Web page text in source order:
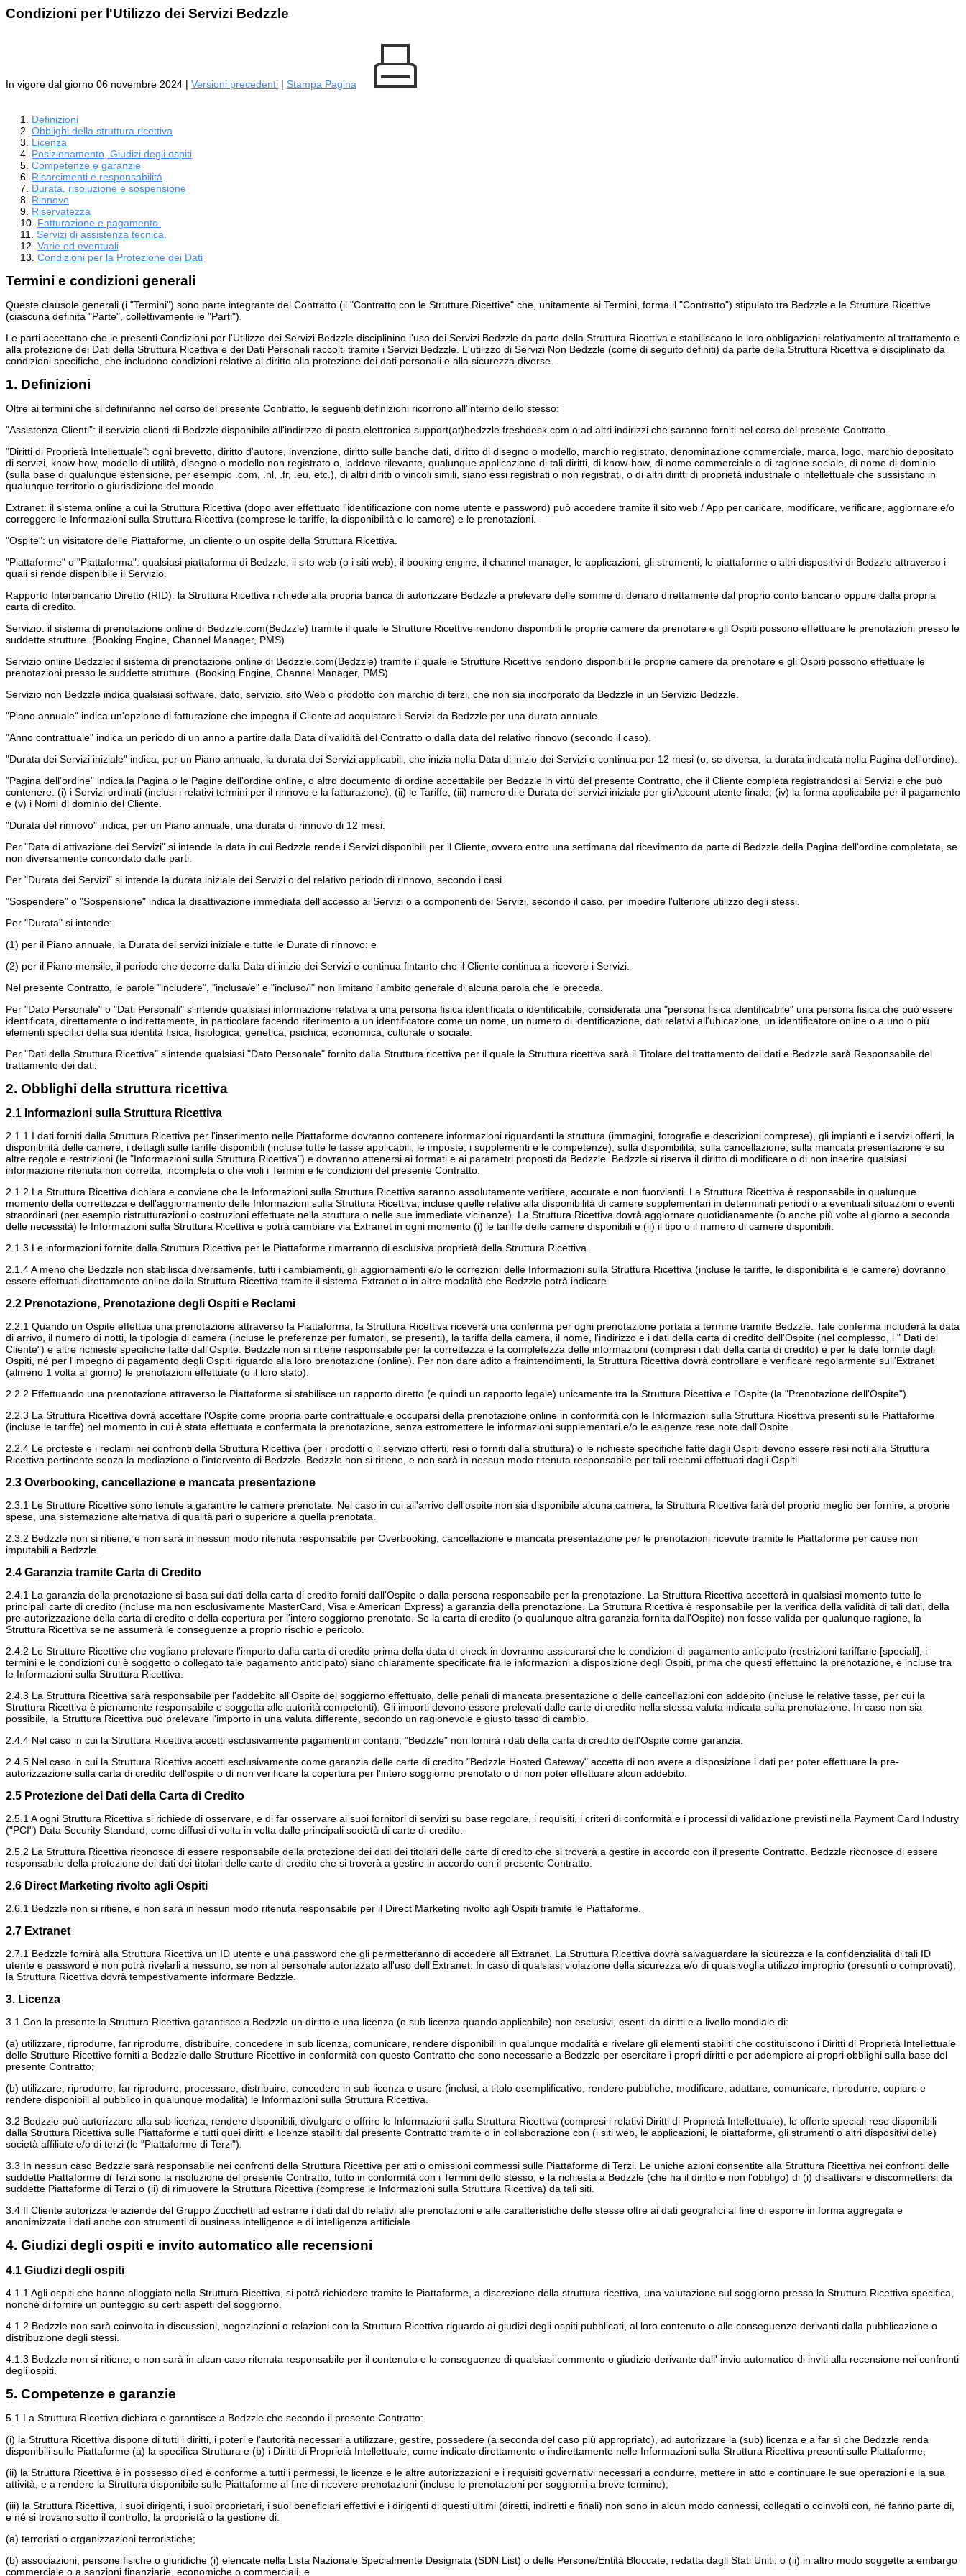
Condizioni per l'Utilizzo dei Servizi Bedzzle
In vigore dal giorno 06 novembre 2024 | Versioni precedenti | Stampa Pagina
Definizioni
Obblighi della struttura ricettiva
Licenza
Posizionamento, Giudizi degli ospiti
Competenze e garanzie
Risarcimenti e responsabilitá
Durata, risoluzione e sospensione
Rinnovo
Riservatezza
Fatturazione e pagamento.
Servizi di assistenza tecnica.
Varie ed eventuali
Condizioni per la Protezione dei Dati
Termini e condizioni generali
Queste clausole generali (i "Termini") sono parte integrante del Contratto (il "Contratto con le Strutture Ricettive" che, unitamente ai Termini, forma il "Contratto") stipulato tra Bedzzle e le Strutture Ricettive
(ciascuna definita "Parte", collettivamente le "Parti").
Le parti accettano che le presenti Condizioni per l'Utilizzo dei Servizi Bedzzle disciplinino l'uso dei Servizi Bedzzle da parte della Struttura Ricettiva e stabiliscano le loro obbligazioni relativamente al trattamento e
alla protezione dei Dati della Struttura Ricettiva e dei Dati Personali raccolti tramite i Servizi Bedzzle. L'utilizzo di Servizi Non Bedzzle (come di seguito definiti) da parte della Struttura Ricettiva è disciplinato da
condizioni specifiche, che includono condizioni relative al diritto alla protezione dei dati personali e alla sicurezza diverse.
1. Definizioni
Oltre ai termini che si definiranno nel corso del presente Contratto, le seguenti definizioni ricorrono all'interno dello stesso:
"Assistenza Clienti": il servizio clienti di Bedzzle disponibile all'indirizzo di posta elettronica support(at)bedzzle.freshdesk.com o ad altri indirizzi che saranno forniti nel corso del presente Contratto.
"Diritti di Proprietà Intellettuale": ogni brevetto, diritto d'autore, invenzione, diritto sulle banche dati, diritto di disegno o modello, marchio registrato, denominazione commerciale, marca, logo, marchio depositato
di servizi, know-how, modello di utilità, disegno o modello non registrato o, laddove rilevante, qualunque applicazione di tali diritti, di know-how, di nome commerciale o di ragione sociale, di nome di dominio
(sulla base di qualunque estensione, per esempio .com, .nl, .fr, .eu, etc.), di altri diritti o vincoli simili, siano essi registrati o non registrati, o di altri diritti di proprietà industriale o intellettuale che sussistano in
qualunque territorio o giurisdizione del mondo.
Extranet: il sistema online a cui la Struttura Ricettiva (dopo aver effettuato l'identificazione con nome utente e password) può accedere tramite il sito web / App per caricare, modificare, verificare, aggiornare e/o
correggere le Informazioni sulla Struttura Ricettiva (comprese le tariffe, la disponibilità e le camere) e le prenotazioni.
"Ospite": un visitatore delle Piattaforme, un cliente o un ospite della Struttura Ricettiva.
"Piattaforme" o "Piattaforma": qualsiasi piattaforma di Bedzzle, il sito web (o i siti web), il booking engine, il channel manager, le applicazioni, gli strumenti, le piattaforme o altri dispositivi di Bedzzle attraverso i
quali si rende disponibile il Servizio.
Rapporto Interbancario Diretto (RID): la Struttura Ricettiva richiede alla propria banca di autorizzare Bedzzle a prelevare delle somme di denaro direttamente dal proprio conto bancario oppure dalla propria
carta di credito.
Servizio: il sistema di prenotazione online di Bedzzle.com(Bedzzle) tramite il quale le Strutture Ricettive rendono disponibili le proprie camere da prenotare e gli Ospiti possono effettuare le prenotazioni presso le
suddette strutture. (Booking Engine, Channel Manager, PMS)
Servizio online Bedzzle: il sistema di prenotazione online di Bedzzle.com(Bedzzle) tramite il quale le Strutture Ricettive rendono disponibili le proprie camere da prenotare e gli Ospiti possono effettuare le
prenotazioni presso le suddette strutture. (Booking Engine, Channel Manager, PMS)
Servizio non Bedzzle indica qualsiasi software, dato, servizio, sito Web o prodotto con marchio di terzi, che non sia incorporato da Bedzzle in un Servizio Bedzzle.
"Piano annuale" indica un'opzione di fatturazione che impegna il Cliente ad acquistare i Servizi da Bedzzle per una durata annuale.
"Anno contrattuale" indica un periodo di un anno a partire dalla Data di validità del Contratto o dalla data del relativo rinnovo (secondo il caso).
"Durata dei Servizi iniziale" indica, per un Piano annuale, la durata dei Servizi applicabili, che inizia nella Data di inizio dei Servizi e continua per 12 mesi (o, se diversa, la durata indicata nella Pagina dell'ordine).
"Pagina dell'ordine" indica la Pagina o le Pagine dell'ordine online, o altro documento di ordine accettabile per Bedzzle in virtù del presente Contratto, che il Cliente completa registrandosi ai Servizi e che può
contenere: (i) i Servizi ordinati (inclusi i relativi termini per il rinnovo e la fatturazione); (ii) le Tariffe, (iii) numero di e Durata dei servizi iniziale per gli Account utente finale; (iv) la forma applicabile per il pagamento
e (v) i Nomi di dominio del Cliente.
"Durata del rinnovo" indica, per un Piano annuale, una durata di rinnovo di 12 mesi.
Per "Data di attivazione dei Servizi" si intende la data in cui Bedzzle rende i Servizi disponibili per il Cliente, ovvero entro una settimana dal ricevimento da parte di Bedzzle della Pagina dell'ordine completata, se
non diversamente concordato dalle parti.
Per "Durata dei Servizi" si intende la durata iniziale dei Servizi o del relativo periodo di rinnovo, secondo i casi.
"Sospendere" o "Sospensione" indica la disattivazione immediata dell'accesso ai Servizi o a componenti dei Servizi, secondo il caso, per impedire l'ulteriore utilizzo degli stessi.
Per "Durata" si intende:
(1) per il Piano annuale, la Durata dei servizi iniziale e tutte le Durate di rinnovo; e
(2) per il Piano mensile, il periodo che decorre dalla Data di inizio dei Servizi e continua fintanto che il Cliente continua a ricevere i Servizi.
Nel presente Contratto, le parole "includere", "inclusa/e" e "incluso/i" non limitano l'ambito generale di alcuna parola che le preceda.
Per "Dato Personale" o "Dati Personali" s'intende qualsiasi informazione relativa a una persona fisica identificata o identificabile; considerata una "persona fisica identificabile" una persona fisica che può essere
identificata, direttamente o indirettamente, in particolare facendo riferimento a un identificatore come un nome, un numero di identificazione, dati relativi all'ubicazione, un identificatore online o a uno o più
elementi specifici della sua identità fisica, fisiologica, genetica, psichica, economica, culturale o sociale.
Per "Dati della Struttura Ricettiva" s'intende qualsiasi "Dato Personale" fornito dalla Struttura ricettiva per il quale la Struttura ricettiva sarà il Titolare del trattamento dei dati e Bedzzle sarà Responsabile del
trattamento dei dati.
2. Obblighi della struttura ricettiva
2.1 Informazioni sulla Struttura Ricettiva
2.1.1 I dati forniti dalla Struttura Ricettiva per l'inserimento nelle Piattaforme dovranno contenere informazioni riguardanti la struttura (immagini, fotografie e descrizioni comprese), gli impianti e i servizi offerti, la
disponibilità delle camere, i dettagli sulle tariffe disponibili (incluse tutte le tasse applicabili, le imposte, i supplementi e le competenze), sulla disponibilità, sulla cancellazione, sulla mancata presentazione e su
altre regole e restrizioni (le "Informazioni sulla Struttura Ricettiva") e dovranno attenersi ai formati e ai parametri proposti da Bedzzle. Bedzzle si riserva il diritto di modificare o di non inserire qualsiasi
informazione ritenuta non corretta, incompleta o che violi i Termini e le condizioni del presente Contratto.
2.1.2 La Struttura Ricettiva dichiara e conviene che le Informazioni sulla Struttura Ricettiva saranno assolutamente veritiere, accurate e non fuorvianti. La Struttura Ricettiva è responsabile in qualunque
momento della correttezza e dell'aggiornamento delle Informazioni sulla Struttura Ricettiva, incluse quelle relative alla disponibilità di camere supplementari in determinati periodi o a eventuali situazioni o eventi
straordinari (per esempio ristrutturazioni o costruzioni effettuate nella struttura o nelle sue immediate vicinanze). La Struttura Ricettiva dovrà aggiornare quotidianamente (o anche più volte al giorno a seconda
delle necessità) le Informazioni sulla Struttura Ricettiva e potrà cambiare via Extranet in ogni momento (i) le tariffe delle camere disponibili e (ii) il tipo o il numero di camere disponibili.
2.1.3 Le informazioni fornite dalla Struttura Ricettiva per le Piattaforme rimarranno di esclusiva proprietà della Struttura Ricettiva.
2.1.4 A meno che Bedzzle non stabilisca diversamente, tutti i cambiamenti, gli aggiornamenti e/o le correzioni delle Informazioni sulla Struttura Ricettiva (incluse le tariffe, le disponibilità e le camere) dovranno
essere effettuati direttamente online dalla Struttura Ricettiva tramite il sistema Extranet o in altre modalità che Bedzzle potrà indicare.
2.2 Prenotazione, Prenotazione degli Ospiti e Reclami
2.2.1 Quando un Ospite effettua una prenotazione attraverso la Piattaforma, la Struttura Ricettiva riceverà una conferma per ogni prenotazione portata a termine tramite Bedzzle. Tale conferma includerà la data
di arrivo, il numero di notti, la tipologia di camera (incluse le preferenze per fumatori, se presenti), la tariffa della camera, il nome, l'indirizzo e i dati della carta di credito dell'Ospite (nel complesso, i " Dati del
Cliente") e altre richieste specifiche fatte dall'Ospite. Bedzzle non si ritiene responsabile per la correttezza e la completezza delle informazioni (compresi i dati della carta di credito) e per le date fornite dagli
Ospiti, né per l'impegno di pagamento degli Ospiti riguardo alla loro prenotazione (online). Per non dare adito a fraintendimenti, la Struttura Ricettiva dovrà controllare e verificare regolarmente sull'Extranet
(almeno 1 volta al giorno) le prenotazioni effettuate (o il loro stato).
2.2.2 Effettuando una prenotazione attraverso le Piattaforme si stabilisce un rapporto diretto (e quindi un rapporto legale) unicamente tra la Struttura Ricettiva e l'Ospite (la "Prenotazione dell'Ospite").
2.2.3 La Struttura Ricettiva dovrà accettare l'Ospite come propria parte contrattuale e occuparsi della prenotazione online in conformità con le Informazioni sulla Struttura Ricettiva presenti sulle Piattaforme
(incluse le tariffe) nel momento in cui è stata effettuata e confermata la prenotazione, senza estromettere le informazioni supplementari e/o le esigenze rese note dall'Ospite.
2.2.4 Le proteste e i reclami nei confronti della Struttura Ricettiva (per i prodotti o il servizio offerti, resi o forniti dalla struttura) o le richieste specifiche fatte dagli Ospiti devono essere resi noti alla Struttura
Ricettiva pertinente senza la mediazione o l'intervento di Bedzzle. Bedzzle non si ritiene, e non sarà in nessun modo ritenuta responsabile per tali reclami effettuati dagli Ospiti.
2.3 Overbooking, cancellazione e mancata presentazione
2.3.1 Le Strutture Ricettive sono tenute a garantire le camere prenotate. Nel caso in cui all'arrivo dell'ospite non sia disponibile alcuna camera, la Struttura Ricettiva farà del proprio meglio per fornire, a proprie
spese, una sistemazione alternativa di qualità pari o superiore a quella prenotata.
2.3.2 Bedzzle non si ritiene, e non sarà in nessun modo ritenuta responsabile per Overbooking, cancellazione e mancata presentazione per le prenotazioni ricevute tramite le Piattaforme per cause non
imputabili a Bedzzle.
2.4 Garanzia tramite Carta di Credito
2.4.1 La garanzia della prenotazione si basa sui dati della carta di credito forniti dall'Ospite o dalla persona responsabile per la prenotazione. La Struttura Ricettiva accetterà in qualsiasi momento tutte le
principali carte di credito (incluse ma non esclusivamente MasterCard, Visa e American Express) a garanzia della prenotazione. La Struttura Ricettiva è responsabile per la verifica della validità di tali dati, della
pre-autorizzazione della carta di credito e della copertura per l'intero soggiorno prenotato. Se la carta di credito (o qualunque altra garanzia fornita dall'Ospite) non fosse valida per qualunque ragione, la
Struttura Ricettiva se ne assumerà le conseguenze a proprio rischio e pericolo.
2.4.2 Le Strutture Ricettive che vogliano prelevare l'importo dalla carta di credito prima della data di check-in dovranno assicurarsi che le condizioni di pagamento anticipato (restrizioni tariffarie [speciali], i
termini e le condizioni cui è soggetto o collegato tale pagamento anticipato) siano chiaramente specificate fra le informazioni a disposizione degli Ospiti, prima che questi effettuino la prenotazione, e incluse tra
le Informazioni sulla Struttura Ricettiva.
2.4.3 La Struttura Ricettiva sarà responsabile per l'addebito all'Ospite del soggiorno effettuato, delle penali di mancata presentazione o delle cancellazioni con addebito (incluse le relative tasse, per cui la
Struttura Ricettiva è pienamente responsabile e soggetta alle autorità competenti). Gli importi devono essere prelevati dalle carte di credito nella stessa valuta indicata sulla prenotazione. In caso non sia
possibile, la Struttura Ricettiva può prelevare l'importo in una valuta differente, secondo un ragionevole e giusto tasso di cambio.
2.4.4 Nel caso in cui la Struttura Ricettiva accetti esclusivamente pagamenti in contanti, "Bedzzle" non fornirà i dati della carta di credito dell'Ospite come garanzia.
2.4.5 Nel caso in cui la Struttura Ricettiva accetti esclusivamente come garanzia delle carte di credito "Bedzzle Hosted Gateway" accetta di non avere a disposizione i dati per poter effettuare la pre-
autorizzazione sulla carta di credito dell'ospite o di non verificare la copertura per l'intero soggiorno prenotato o di non poter effettuare alcun addebito.
2.5 Protezione dei Dati della Carta di Credito
2.5.1 A ogni Struttura Ricettiva si richiede di osservare, e di far osservare ai suoi fornitori di servizi su base regolare, i requisiti, i criteri di conformità e i processi di validazione previsti nella Payment Card Industry
("PCI") Data Security Standard, come diffusi di volta in volta dalle principali società di carte di credito.
2.5.2 La Struttura Ricettiva riconosce di essere responsabile della protezione dei dati dei titolari delle carte di credito che si troverà a gestire in accordo con il presente Contratto. Bedzzle riconosce di essere
responsabile della protezione dei dati dei titolari delle carte di credito che si troverà a gestire in accordo con il presente Contratto.
2.6 Direct Marketing rivolto agli Ospiti
2.6.1 Bedzzle non si ritiene, e non sarà in nessun modo ritenuta responsabile per il Direct Marketing rivolto agli Ospiti tramite le Piattaforme.
2.7 Extranet
2.7.1 Bedzzle fornirà alla Struttura Ricettiva un ID utente e una password che gli permetteranno di accedere all'Extranet. La Struttura Ricettiva dovrà salvaguardare la sicurezza e la confidenzialità di tali ID
utente e password e non potrà rivelarli a nessuno, se non al personale autorizzato all'uso dell'Extranet. In caso di qualsiasi violazione della sicurezza e/o di qualsivoglia utilizzo improprio (presunti o comprovati),
la Struttura Ricettiva dovrà tempestivamente informare Bedzzle.
3. Licenza
3.1 Con la presente la Struttura Ricettiva garantisce a Bedzzle un diritto e una licenza (o sub licenza quando applicabile) non esclusivi, esenti da diritti e a livello mondiale di:
(a) utilizzare, riprodurre, far riprodurre, distribuire, concedere in sub licenza, comunicare, rendere disponibili in qualunque modalità e rivelare gli elementi stabiliti che costituiscono i Diritti di Proprietà Intellettuale
delle Strutture Ricettive forniti a Bedzzle dalle Strutture Ricettive in conformità con questo Contratto che sono necessarie a Bedzzle per esercitare i propri diritti e per adempiere ai propri obblighi sulla base del
presente Contratto;
(b) utilizzare, riprodurre, far riprodurre, processare, distribuire, concedere in sub licenza e usare (inclusi, a titolo esemplificativo, rendere pubbliche, modificare, adattare, comunicare, riprodurre, copiare e
rendere disponibili al pubblico in qualunque modalità) le Informazioni sulla Struttura Ricettiva.
3.2 Bedzzle può autorizzare alla sub licenza, rendere disponibili, divulgare e offrire le Informazioni sulla Struttura Ricettiva (compresi i relativi Diritti di Proprietà Intellettuale), le offerte speciali rese disponibili
dalla Struttura Ricettiva sulle Piattaforme e tutti quei diritti e licenze stabiliti dal presente Contratto tramite o in collaborazione con (i siti web, le applicazioni, le piattaforme, gli strumenti o altri dispositivi delle)
società affiliate e/o di terzi (le "Piattaforme di Terzi").
3.3 In nessun caso Bedzzle sarà responsabile nei confronti della Struttura Ricettiva per atti o omissioni commessi sulle Piattaforme di Terzi. Le uniche azioni consentite alla Struttura Ricettiva nei confronti delle
suddette Piattaforme di Terzi sono la risoluzione del presente Contratto, tutto in conformità con i Termini dello stesso, e la richiesta a Bedzzle (che ha il diritto e non l'obbligo) di (i) disattivarsi e disconnettersi da
suddette Piattaforme di Terzi o (ii) di rimuovere la Struttura Ricettiva (comprese le Informazioni sulla Struttura Ricettiva) da tali siti.
3.4 Il Cliente autorizza le aziende del Gruppo Zucchetti ad estrarre i dati dal db relativi alle prenotazioni e alle caratteristiche delle stesse oltre ai dati geografici al fine di esporre in forma aggregata e
anonimizzata i dati anche con strumenti di business intelligence e di intelligenza artificiale
4. Giudizi degli ospiti e invito automatico alle recensioni
4.1 Giudizi degli ospiti
4.1.1 Agli ospiti che hanno alloggiato nella Struttura Ricettiva, si potrà richiedere tramite le Piattaforme, a discrezione della struttura ricettiva, una valutazione sul soggiorno presso la Struttura Ricettiva specifica,
nonché di fornire un punteggio su certi aspetti del soggiorno.
4.1.2 Bedzzle non sarà coinvolta in discussioni, negoziazioni o relazioni con la Struttura Ricettiva riguardo ai giudizi degli ospiti pubblicati, al loro contenuto o alle conseguenze derivanti dalla pubblicazione o
distribuzione degli stessi.
4.1.3 Bedzzle non si ritiene, e non sarà in alcun caso ritenuta responsabile per il contenuto e le conseguenze di qualsiasi commento o giudizio derivante dall' invio automatico di inviti alla recensione nei confronti
degli ospiti.
5. Competenze e garanzie
5.1 La Struttura Ricettiva dichiara e garantisce a Bedzzle che secondo il presente Contratto:
(i) la Struttura Ricettiva dispone di tutti i diritti, i poteri e l'autorità necessari a utilizzare, gestire, possedere (a seconda del caso più appropriato), ad autorizzare la (sub) licenza e a far sì che Bedzzle renda
disponibili sulle Piattaforme (a) la specifica Struttura e (b) i Diritti di Proprietà Intellettuale, come indicato direttamente o indirettamente nelle Informazioni sulla Struttura Ricettiva presenti sulle Piattaforme;
(ii) la Struttura Ricettiva è in possesso di ed è conforme a tutti i permessi, le licenze e le altre autorizzazioni e i requisiti governativi necessari a condurre, mettere in atto e continuare le sue operazioni e la sua
attività, e a rendere la Struttura disponibile sulle Piattaforme al fine di ricevere prenotazioni (incluse le prenotazioni per soggiorni a breve termine);
(iii) la Struttura Ricettiva, i suoi dirigenti, i suoi proprietari, i suoi beneficiari effettivi e i dirigenti di questi ultimi (diretti, indiretti e finali) non sono in alcun modo connessi, collegati o coinvolti con, né fanno parte di,
e né si trovano sotto il controllo, la proprietà o la gestione di:
(a) terroristi o organizzazioni terroristiche;
(b) associazioni, persone fisiche o giuridiche (i) elencate nella Lista Nazionale Specialmente Designata (SDN List) o delle Persone/Entità Bloccate, redatta dagli Stati Uniti, o (ii) in altro modo soggette a embargo
commerciale o a sanzioni finanziarie, economiche o commerciali, e